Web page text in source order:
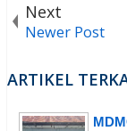
Next
Newer Post
ARTIKEL